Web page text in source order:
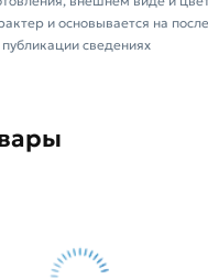
и основывается на
сведениях